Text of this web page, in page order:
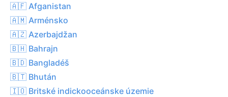
🇦🇫 Afganistan
🇦🇲 Arménsko
🇦🇿 Azerbajdžan
🇧🇭 Bahrajn
🇧🇩 Bangladéš
🇧🇹 Bhután
🇮🇴 Britské indickooceánske územie